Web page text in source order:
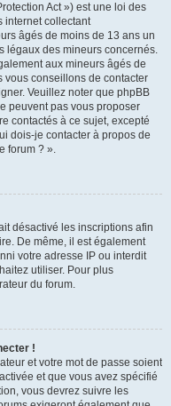
Act ») est une loi des
internet collectant
âgés de moins de 13 ans un
légaux des mineurs concernés.
aux mineurs âgés de
vous conseillons de contacter
Veuillez noter que phpBB
peuvent pas vous proposer
contactés à ce sujet, excepté
dois-je contacter à propos de
forum ? ».
désactivé les inscriptions afin
De même, il est également
votre adresse IP ou interdit
utiliser. Pour plus
du forum.
!
et votre mot de passe soient
et que vous avez spécifié
vous devrez suivre les